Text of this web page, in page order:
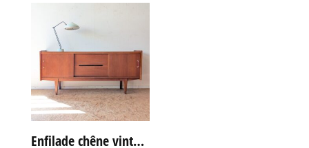
Enfilade chêne vintage portes coulissantes